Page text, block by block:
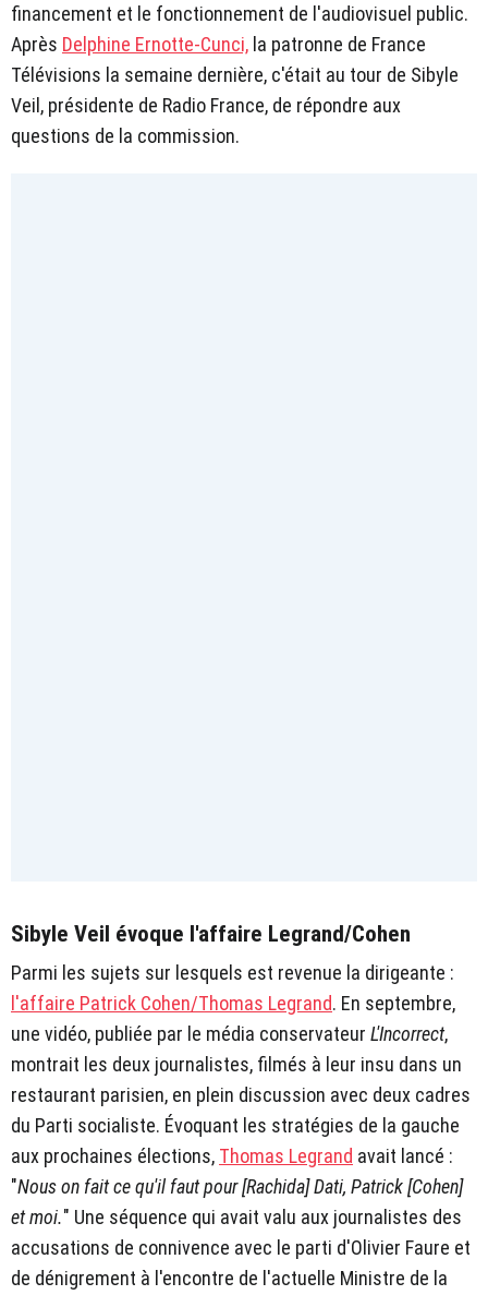
financement et le fonctionnement de l'audiovisuel public.
Après Delphine Ernotte-Cunci, la patronne de France
Télévisions la semaine dernière, c'était au tour de Sibyle
Veil, présidente de Radio France, de répondre aux
questions de la commission.
Sibyle Veil évoque l'affaire Legrand/Cohen
Parmi les sujets sur lesquels est revenue la dirigeante :
l'affaire Patrick Cohen/Thomas Legrand. En septembre,
une vidéo, publiée par le média conservateur L'Incorrect,
montrait les deux journalistes, filmés à leur insu dans un
restaurant parisien, en plein discussion avec deux cadres
du Parti socialiste. Évoquant les stratégies de la gauche
aux prochaines élections, Thomas Legrand avait lancé :
"Nous on fait ce qu'il faut pour [Rachida] Dati, Patrick [Cohen]
et moi." Une séquence qui avait valu aux journalistes des
accusations de connivence avec le parti d'Olivier Faure et
de dénigrement à l'encontre de l'actuelle Ministre de la